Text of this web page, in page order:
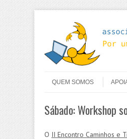
Menu
QUEM SOMOS
Sábado: Workshop
O II Encontro Caminhos e